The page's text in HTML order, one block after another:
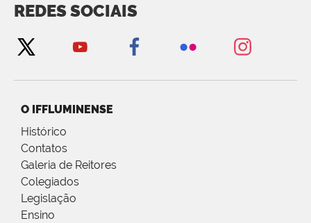
REDES SOCIAIS
O IFFLUMINENSE
Histórico
Contatos
Galeria de Reitores
Colegiados
Legislação
Ensino